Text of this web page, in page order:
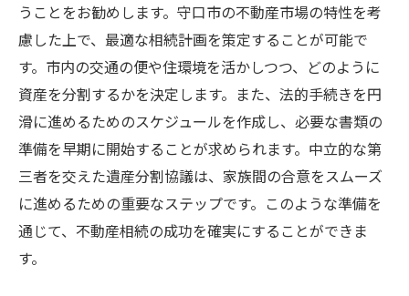
うことをお勧めします。守口市の不動産市場の特性を考
慮した上で、最適な相続計画を策定することが可能で
す。市内の交通の便や住環境を活かしつつ、どのように
資産を分割するかを決定します。また、法的手続きを円
滑に進めるためのスケジュールを作成し、必要な書類の
準備を早期に開始することが求められます。中立的な第
三者を交えた遺産分割協議は、家族間の合意をスムーズ
に進めるための重要なステップです。このような準備を
通じて、不動産相続の成功を確実にすることができま
す。